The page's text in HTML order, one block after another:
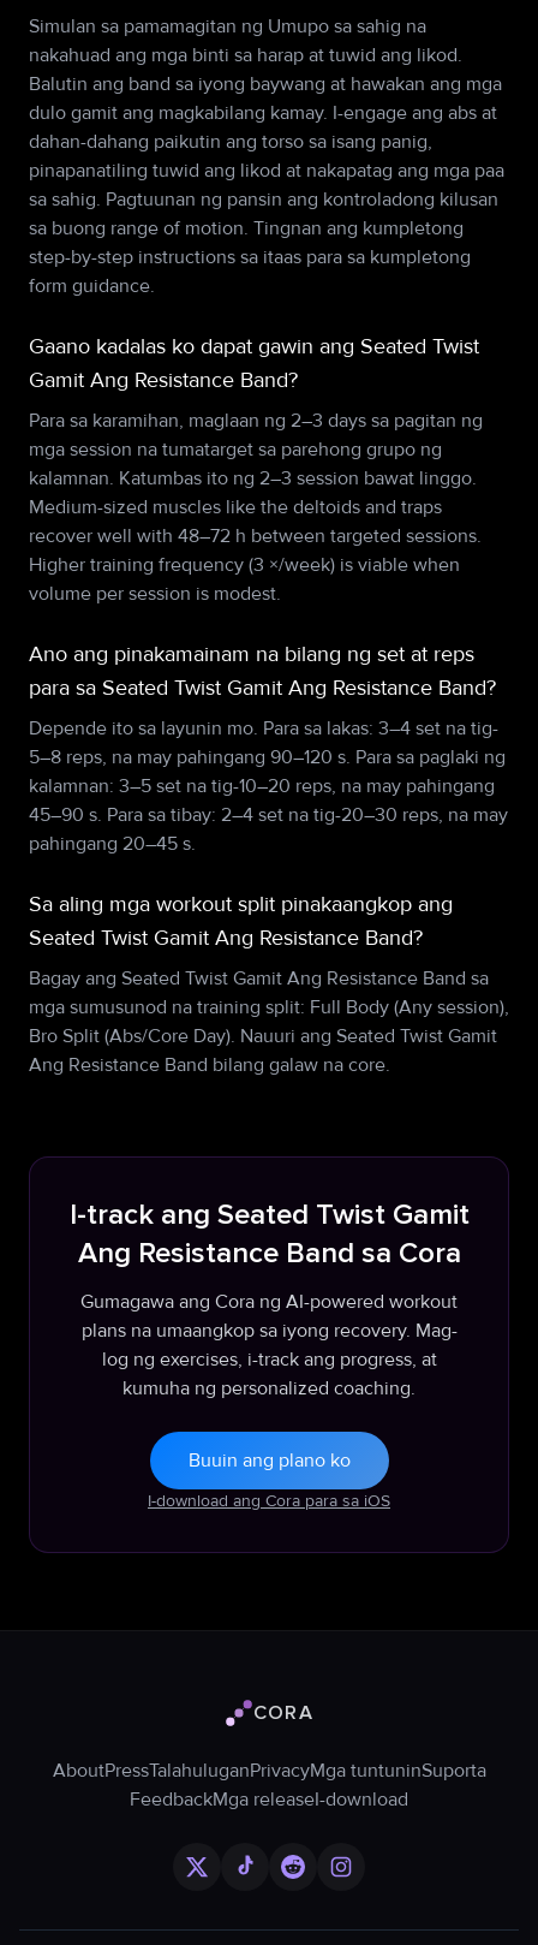
Simulan sa pamamagitan ng Umupo sa sahig na
nakahuad ang mga binti sa harap at tuwid ang likod.
Balutin ang band sa iyong baywang at hawakan ang mga
dulo gamit ang magkabilang kamay. I-engage ang abs at
dahan-dahang paikutin ang torso sa isang panig,
pinapanatiling tuwid ang likod at nakapatag ang mga paa
sa sahig. Pagtuunan ng pansin ang kontroladong kilusan
sa buong range of motion. Tingnan ang kumpletong
step-by-step instructions sa itaas para sa kumpletong
form guidance.
Gaano kadalas ko dapat gawin ang Seated Twist
Gamit Ang Resistance Band?
Para sa karamihan, maglaan ng 2–3 days sa pagitan ng
mga session na tumatarget sa parehong grupo ng
kalamnan. Katumbas ito ng 2–3 session bawat linggo.
Medium-sized muscles like the deltoids and traps
recover well with 48–72 h between targeted sessions.
Higher training frequency (3 ×/week) is viable when
volume per session is modest.
Ano ang pinakamainam na bilang ng set at reps
para sa Seated Twist Gamit Ang Resistance Band?
Depende ito sa layunin mo. Para sa lakas: 3–4 set na tig-
5–8 reps, na may pahingang 90–120 s. Para sa paglaki ng
kalamnan: 3–5 set na tig-10–20 reps, na may pahingang
45–90 s. Para sa tibay: 2–4 set na tig-20–30 reps, na may
pahingang 20–45 s.
Sa aling mga workout split pinakaangkop ang
Seated Twist Gamit Ang Resistance Band?
Bagay ang Seated Twist Gamit Ang Resistance Band sa
mga sumusunod na training split: Full Body (Any session),
Bro Split (Abs/Core Day). Nauuri ang Seated Twist Gamit
Ang Resistance Band bilang galaw na core.
I-track ang Seated Twist Gamit
Ang Resistance Band sa Cora
Gumagawa ang Cora ng AI-powered workout
plans na umaangkop sa iyong recovery. Mag-
log ng exercises, i-track ang progress, at
kumuha ng personalized coaching.
Buuin ang plano ko
I-download ang Cora para sa iOS
Logo ng Cora
CORA
AboutPressTalahuluganPrivacyMga tuntuninSuporta
FeedbackMga releaseI-download